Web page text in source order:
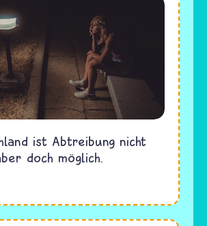
ist Abtreibung nicht
doch möglich.